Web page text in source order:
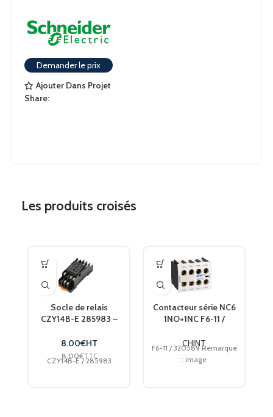
POSITION ET PÔLE
TEMPÉRATURE FONCTIONNEMENT
Demander le prix
Ajouter Dans Projet
Share:
Les produits croisés
Socle de relais
CZY14B-E 285983 –
8.00€HT
8.00€TTC
CZY14B-E / 285983
Contacteur série NC6
1NO+1NC F6-11 /
CHINT
F6-11 / 320589 Remarque
: image